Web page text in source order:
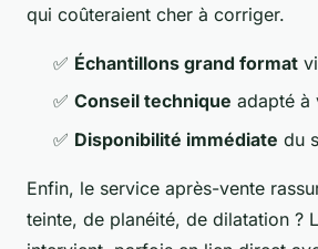
qui coûteraient cher à corriger.
✅ Échantillons grand format
✅ Conseil technique adapté à
✅ Disponibilité immédiate du
Enfin, le service après-vente
teinte, de planéité, de dilatation ?